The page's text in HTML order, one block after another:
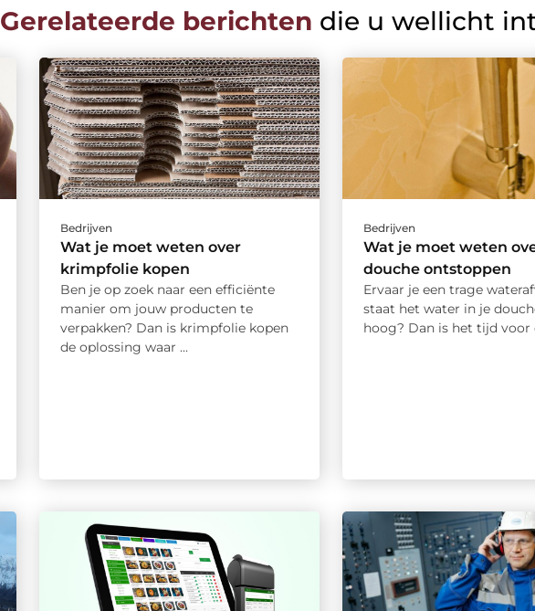
Gerelateerde berichten die u wellicht
Bedrijven
Wat je moet weten over
krimpfolie kopen
Ben je op zoek naar een efficiënte
manier om jouw producten te
verpakken? Dan is krimpfolie kopen
de oplossing waar ...
Bedrijven
Wat je moet weten
douche ontstoppen
Ervaar je een trage
staat het water in je
hoog? Dan is het tijd voor